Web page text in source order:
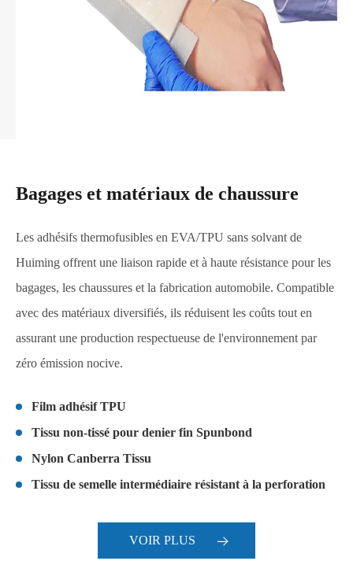
Bagages et matériaux de chaussure
Les adhésifs thermofusibles en EVA/TPU sans solvant de
Huiming offrent une liaison rapide et à haute résistance pour les
bagages, les chaussures et la fabrication automobile. Compatible
avec des matériaux diversifiés, ils réduisent les coûts tout en
assurant une production respectueuse de l'environnement par
zéro émission nocive.
Film adhésif TPU
Tissu non-tissé pour denier fin Spunbond
Nylon Canberra Tissu
Tissu de semelle intermédiaire résistant à la perforation
VOIR PLUS